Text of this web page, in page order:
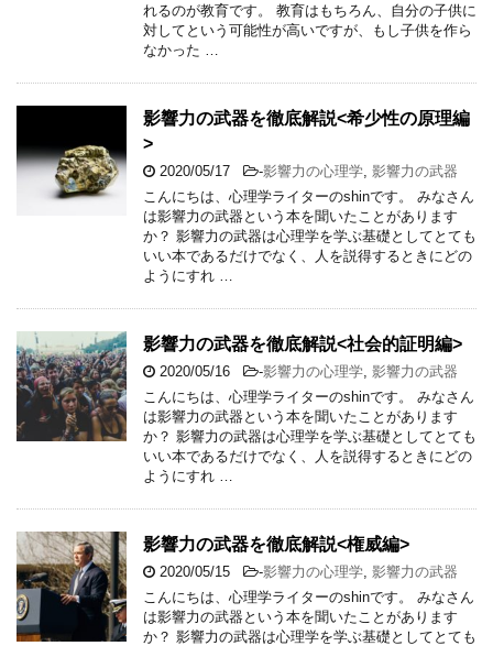
れるのが教育です。 教育はもちろん、自分の子供に
対してという可能性が高いですが、もし子供を作ら
なかった …
影響力の武器を徹底解説<希少性の原理編
>
2020/05/17 -影響力の心理学 影響力の武器
こんにちは、心理学ライターのshinです。 みなさん
は影響力の武器という本を聞いたことがあります
か？ 影響力の武器は心理学を学ぶ基礎としてとても
いい本であるだけでなく、人を説得するときにどの
ようにすれ …
影響力の武器を徹底解説<社会的証明編>
2020/05/16 -影響力の心理学 影響力の武器
こんにちは、心理学ライターのshinです。 みなさん
は影響力の武器という本を聞いたことがあります
か？ 影響力の武器は心理学を学ぶ基礎としてとても
いい本であるだけでなく、人を説得するときにどの
ようにすれ …
影響力の武器を徹底解説<権威編>
2020/05/15 -影響力の心理学 影響力の武器
こんにちは、心理学ライターのshinです。 みなさん
は影響力の武器という本を聞いたことがあります
か？ 影響力の武器は心理学を学ぶ基礎としてとても